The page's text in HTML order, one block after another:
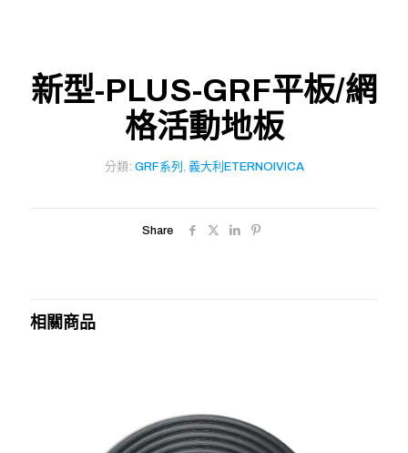
新型-PLUS-GRF平板/網
格活動地板
分類: GRF系列 , 義大利ETERNOIVICA
Share
相關商品